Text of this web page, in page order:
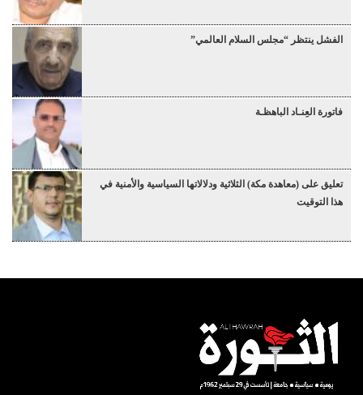
الفشل ينتظر “مجلس السلام العالمي”
فاتورة العِنـاد الباهظـة
تعليق على (معاهدة مكة) الثلاثية ودلالاتها السياسية والأمنية في
هذا التوقيت